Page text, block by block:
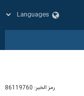
رمز الخبر: 86119760